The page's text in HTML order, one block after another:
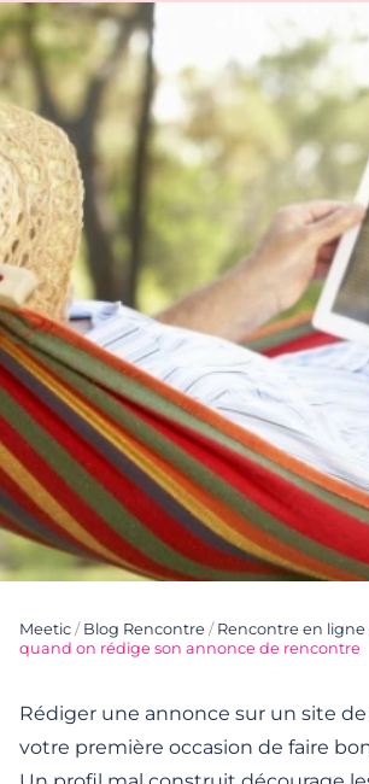
Meetic / Blog Rencontre / Rencontre en ligne
quand on rédige son annonce de rencontre
Rédiger une annonce sur un site de
votre première occasion de faire